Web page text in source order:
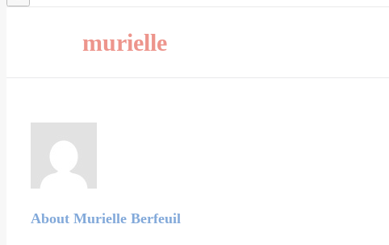
murielle
About Murielle Berfeuil